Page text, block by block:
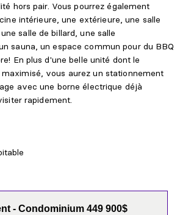
hors pair. Vous pourrez également
intérieure, une extérieure, une salle
salle de billard, une salle
sauna, un espace commun pour du BBQ
En plus d'une belle unité dont le
vous aurez un stationnement
avec une borne électrique déjà
rapidement.
- Condominium 449 900$